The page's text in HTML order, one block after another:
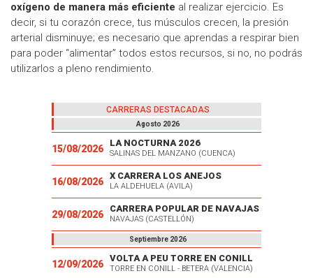
oxígeno de manera más eficiente al realizar ejercicio. Es
decir, si tu corazón crece, tus músculos crecen, la presión
arterial disminuye; es necesario que aprendas a respirar bien
para poder “alimentar” todos estos recursos, si no, no podrás
utilizarlos a pleno rendimiento.
CARRERAS DESTACADAS
Agosto 2026
15/08/2026
LA NOCTURNA 2026
SALINAS DEL MANZANO (CUENCA)
16/08/2026
X CARRERA LOS ANEJOS
LA ALDEHUELA (AVILA)
29/08/2026
CARRERA POPULAR DE NAVAJAS
NAVAJAS (CASTELLÓN)
Septiembre 2026
12/09/2026
VOLTA A PEU TORRE EN CONILL
TORRE EN CONILL - BETERA (VALENCIA)